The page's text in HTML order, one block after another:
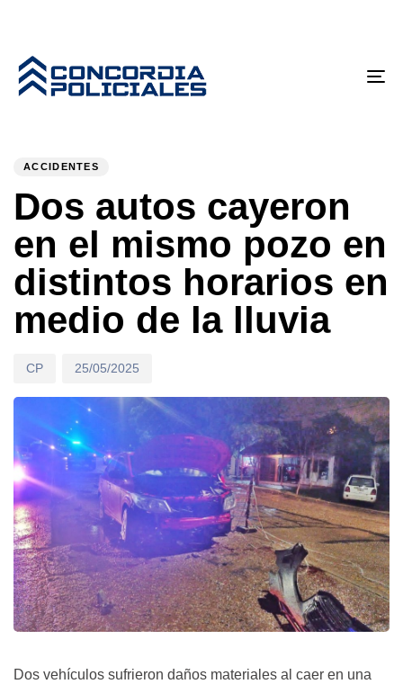
ACCIDENTES
Dos autos cayeron
en el mismo pozo en
distintos horarios en
medio de la lluvia
CP 25/05/2025
Dos vehículos sufrieron daños materiales al caer en una